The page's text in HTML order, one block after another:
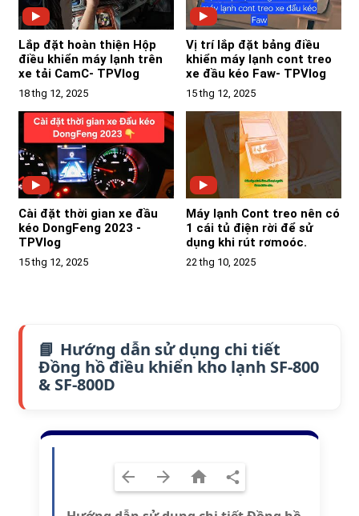
Lắp đặt hoàn thiện Hộp
điều khiển máy lạnh trên
xe tải CamC- TPVlog
18 thg 12, 2025
Vị trí lắp đặt bảng điều
khiển máy lạnh cont treo
xe đầu kéo Faw- TPVlog
15 thg 12, 2025
Cài đặt thời gian xe đầu
kéo DongFeng 2023 -
TPVlog
15 thg 12, 2025
Máy lạnh Cont treo nên có
1 cái tủ điện rời để sử
dụng khi rút rơmoóc.
22 thg 10, 2025
Hướng dẫn sử dụng chi tiết
Đồng hồ điều khiển kho lạnh SF-800
& SF-800D